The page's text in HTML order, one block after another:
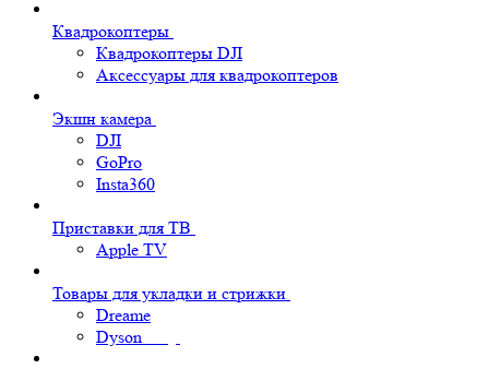
Квадрокоптеры
Квадрокоптеры DJI
Аксессуары для квадрокоптеров
Экшн камера
DJI
GoPro
Insta360
Приставки для ТВ
Apple TV
Товары для укладки и стрижки
Dreame
Dyson